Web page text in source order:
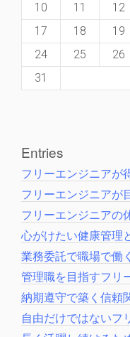
10
11 12
17
18 19
24
25 26
31
Entries
フリーエンジニアが
フリーエンジニアが
フリーエンジニアの
心がけたい健康管理
業務委託で職場で働
管理職を目指すフリ
納期遵守で築く信頼
自由だけではないフ